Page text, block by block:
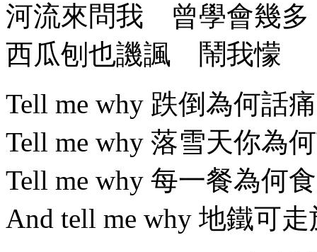
河流來問我 曾學會幾多
西瓜刨也譏諷 鬧我懞
Tell me why 跌倒為何話痛
Tell me why 落雪天你為
Tell me why 每一餐為何食
And tell me why 地鐵可